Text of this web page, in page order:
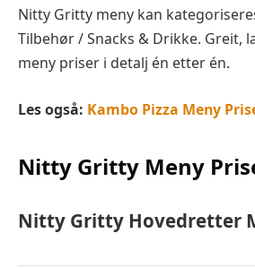
Nitty Gritty meny kan
Tilbehør / Snacks & Drikke. Greit,
meny priser i detalj én etter én.
Les også: Kambo Pizza Meny
Nitty Gritty Meny
Nitty Gritty Hovedretter